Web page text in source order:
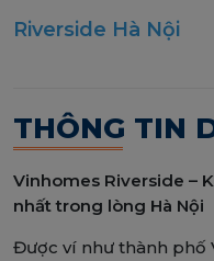
Riverside Hà Nội
THÔNG TIN
Vinhomes Riverside –
nhất trong lòng Hà Nội
Được ví như thành phố